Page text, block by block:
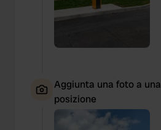
Aggiunta una foto a una
posizione